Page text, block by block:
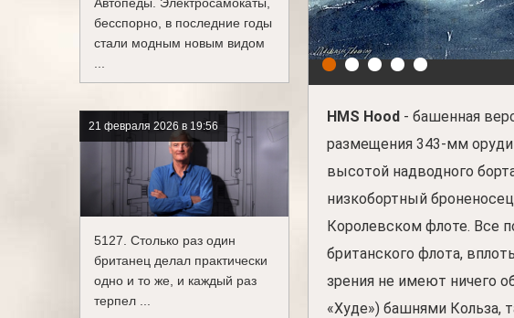
бесспорно, в последние годы
стали модным новым видом
21 февраля 2026 в 19:56
5127. Столько раз один
британец делал практически
одно и то же, и каждый раз
терпел ...
HMS Hood - башенная
размещения 343-мм
высотой надводного
низкобортный
Королевском флоте. Все
британского флота,
зрения не имеют ничего
«Худе») башнями Кольза,